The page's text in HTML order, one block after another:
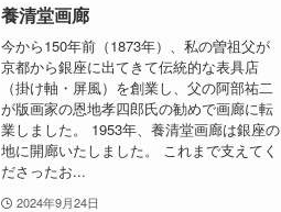
養清堂画廊
今から150年前（1873年）、私の曽祖父が
京都から銀座に出てきて伝統的な表具店
（掛け軸・屏風）を創業し、父の阿部祐二
が版画家の恩地孝四郎氏の勧めで画廊に転
業しました。 1953年、養清堂画廊は銀座の
地に開廊いたしました。 これまで支えてく
ださったお...
2024年9月24日